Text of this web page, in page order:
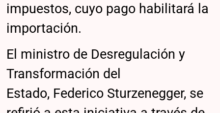
impuestos, cuyo pago habilitará la
importación.
El ministro de Desregulación y
Transformación del
Estado, Federico Sturzenegger, se